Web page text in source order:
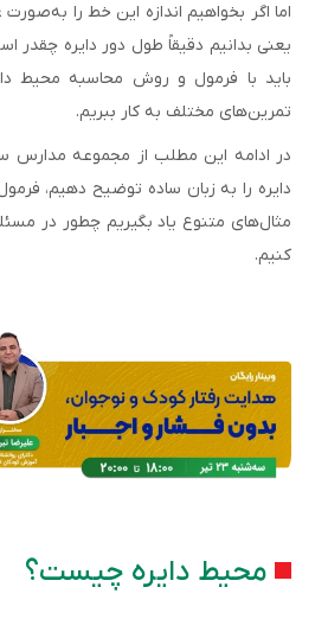
اما اگر بخواهیم اندازه این خط را
یعنی بدانیم دقیقاً طول دور دایره چقدر
باید با فرمول و روش محاسبه محیط
تمرین‌های مختلف به کار ببریم.
در ادامه این مطلب از مجموعه مدارس
دایره را به زبان ساده توضیح دهیم،
مثال‌های متنوع یاد بگیریم چطور در
کنیم.
محیط دایره چیست؟